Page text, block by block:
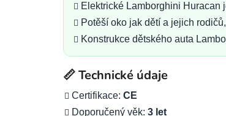
Elektrické Lamborghini Huracan
Potěší oko jak dětí a jejich
Konstrukce dětského auta
📏 Technické údaje
Certifikace: CE
Doporučený věk: 3 let